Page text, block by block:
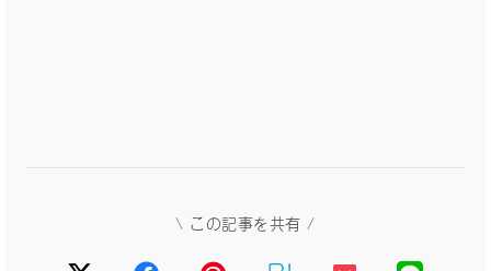
\ この記事を共有 /